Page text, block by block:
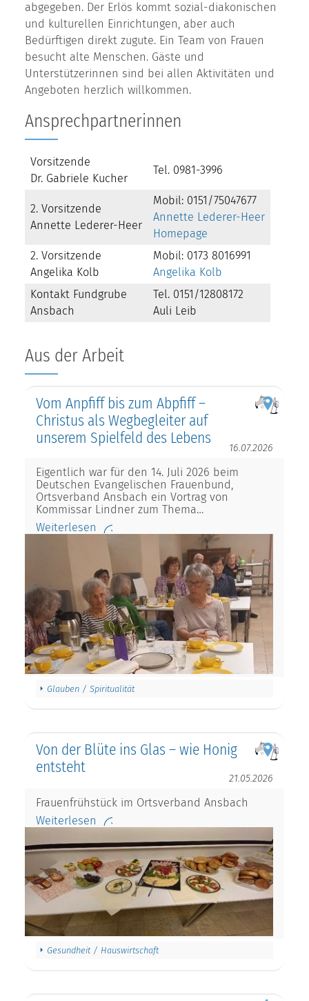
abgegeben. Der Erlös kommt sozial-diakonischen
und kulturellen Einrichtungen, aber auch
Bedürftigen direkt zugute. Ein Team von Frauen
besucht alte Menschen. Gäste und
Unterstützerinnen sind bei allen Aktivitäten und
Angeboten herzlich willkommen.
Ansprechpartnerinnen
Vorsitzende
Dr. Gabriele Kucher
Tel. 0981-3996
2. Vorsitzende
Annette Lederer-Heer
Mobil: 0151/75047677
Annette Lederer-Heer
Homepage
2. Vorsitzende
Angelika Kolb
Mobil: 0173 8016991
Angelika Kolb
Kontakt Fundgrube
Ansbach
Tel. 0151/12808172
Auli Leib
Aus der Arbeit
Vom Anpfiff bis zum Abpfiff –
Christus als Wegbegleiter auf
unserem Spielfeld des Lebens
16.07.2026
Eigentlich war für den 14. Juli 2026 beim
Deutschen Evangelischen Frauenbund,
Ortsverband Ansbach ein Vortrag von
Kommissar Lindner zum Thema…
Weiterlesen
Glauben / Spiritualität
Von der Blüte ins Glas – wie Honig
entsteht
21.05.2026
Frauenfrühstück im Ortsverband Ansbach
Weiterlesen
Gesundheit / Hauswirtschaft